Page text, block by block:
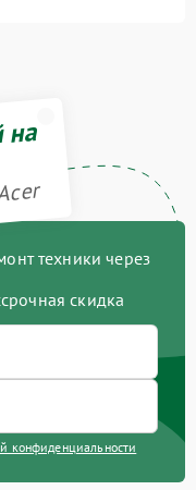
техники через
скидка
конфиденциальности